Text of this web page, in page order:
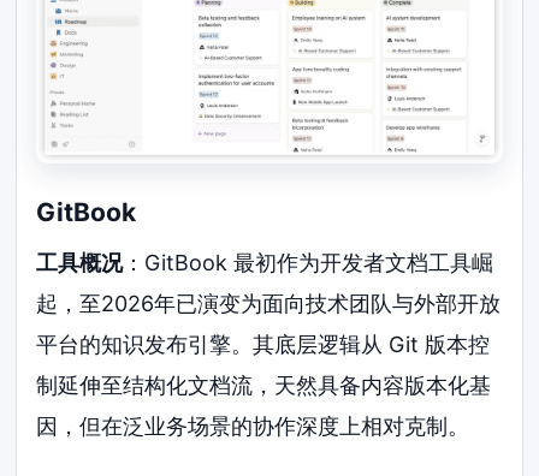
GitBook
工具概况：GitBook 最初作为开发者文档工具崛
起，至2026年已演变为面向技术团队与外部开放
平台的知识发布引擎。其底层逻辑从 Git 版本控
制延伸至结构化文档流，天然具备内容版本化基
因，但在泛业务场景的协作深度上相对克制。